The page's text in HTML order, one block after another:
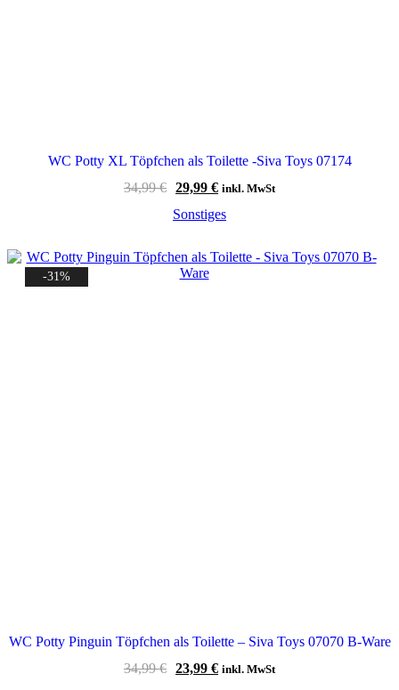
WC Potty XL Töpfchen als Toilette -Siva Toys 07174
34,99€ Ursprünglicher
war:
29,99 €Aktueller
ist:
inkl. MwSt
Sonstiges
-31%
WC Potty Pinguin Töpfchen als Toilette – Siva Toys 07070 B-Ware
34,99€ Ursprünglicher
23,99 €Aktueller
inkl. MwSt